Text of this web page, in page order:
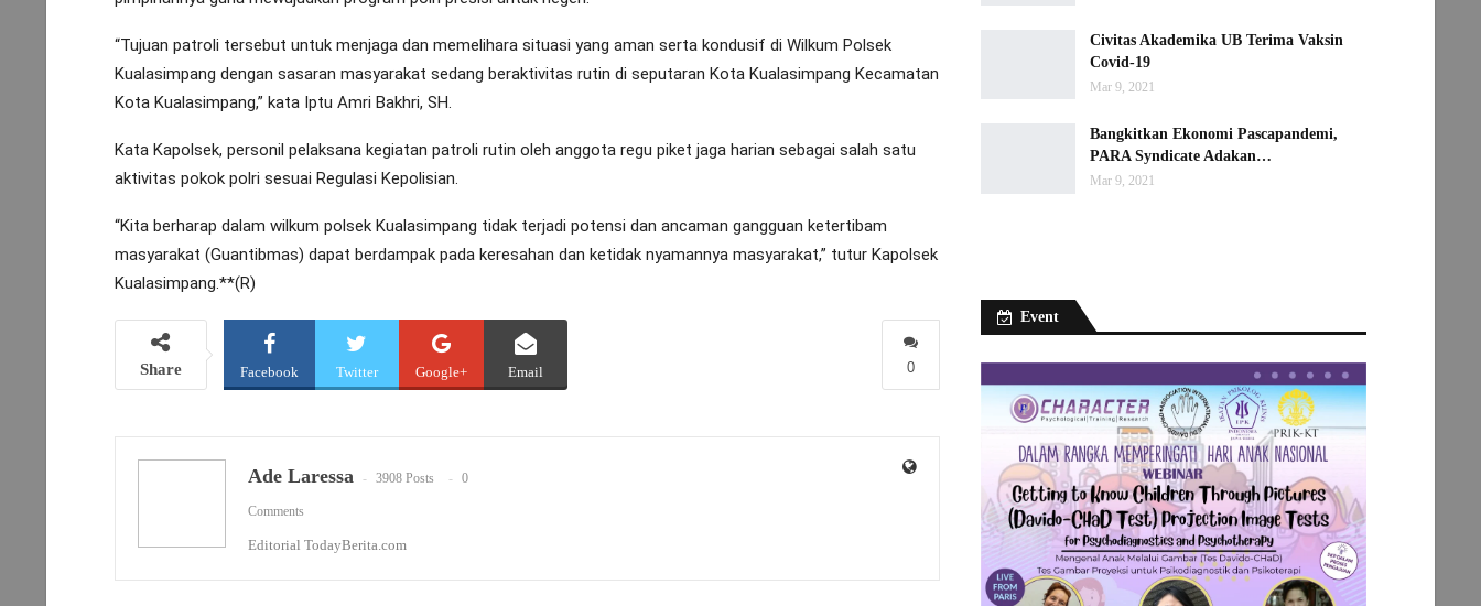
“Tujuan patroli tersebut untuk menjaga dan memelihara situasi yang aman serta kondusif di Wilkum Polsek
Kualasimpang dengan sasaran masyarakat sedang beraktivitas rutin di seputaran Kota Kualasimpang Kecamatan
Kota Kualasimpang,” kata Iptu Amri Bakhri, SH.
Kata Kapolsek, personil pelaksana kegiatan patroli rutin oleh anggota regu piket jaga harian sebagai salah satu
aktivitas pokok polri sesuai Regulasi Kepolisian.
“Kita berharap dalam wilkum polsek Kualasimpang tidak terjadi potensi dan ancaman gangguan ketertibam
masyarakat (Guantibmas) dapat berdampak pada keresahan dan ketidak nyamannya masyarakat,” tutur Kapolsek
Kualasimpang.**(R)
0
Share Facebook Twitter Google+ Email
Ade Laressa 3908 Posts 0
Comments
Editorial TodayBerita.com
Civitas Akademika UB Terima Vaksin
Covid-19
Mar 9, 2021
Bangkitkan Ekonomi Pascapandemi,
PARA Syndicate Adakan…
Mar 9, 2021
Event